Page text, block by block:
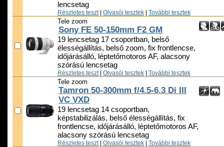
lencsetag
Részletes teszt Olvasói tesztek További tesztek
Tele zoom
Sony FE 50-150mm F2 GM
19 lencsetag 17 csoportban, belső
élességállítás, belső zoom, fix frontlencse,
időjárásálló, léptetőmotoros AF, alacsony
szórású lencsetag
Részletes teszt Olvasói tesztek További tesztek
Tele zoom
Tamron 50-300mm f/4.5-6.3 Di III
VC VXD
19 lencsetag 14 csoportban,
képstabilizálás, belső élességállítás, fix
frontlencse, időjárásálló, léptetőmotoros AF,
alacsony szórású lencsetag
Részletes teszt Olvasói tesztek További tesztek